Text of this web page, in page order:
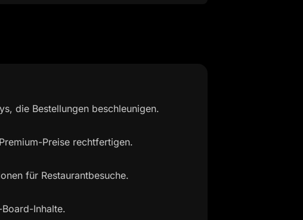
die Bestellungen beschleunigen.
Preise rechtfertigen.
für Restaurantbesuche.
Inhalte.